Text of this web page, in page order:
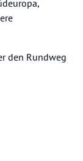
den Rundweg